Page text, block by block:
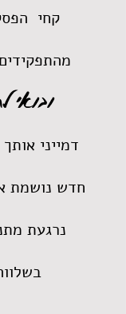
קחי
ובואי
דמייני
חדש נושמת
נרגעת